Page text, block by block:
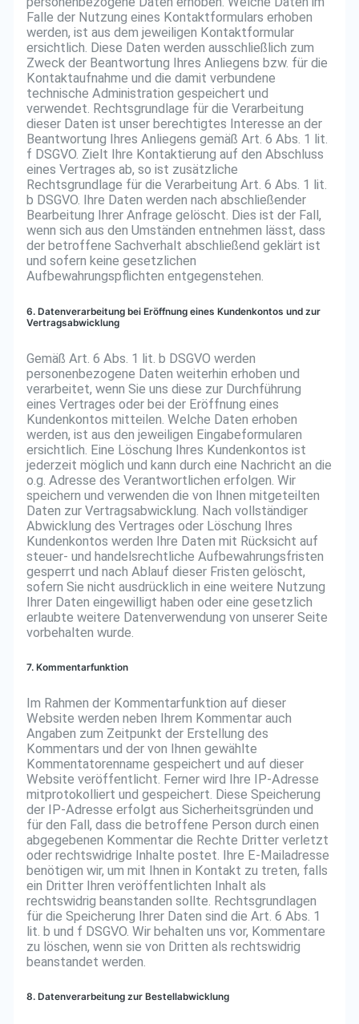
Falle der Nutzung eines Kontaktformulars erhoben
werden, ist aus dem jeweiligen Kontaktformular
ersichtlich. Diese Daten werden ausschließlich zum
Zweck der Beantwortung Ihres Anliegens bzw. für die
Kontaktaufnahme und die damit verbundene
technische Administration gespeichert und
verwendet. Rechtsgrundlage für die Verarbeitung
dieser Daten ist unser berechtigtes Interesse an der
Beantwortung Ihres Anliegens gemäß Art. 6 Abs. 1 lit.
f DSGVO. Zielt Ihre Kontaktierung auf den Abschluss
eines Vertrages ab, so ist zusätzliche
Rechtsgrundlage für die Verarbeitung Art. 6 Abs. 1 lit.
b DSGVO. Ihre Daten werden nach abschließender
Bearbeitung Ihrer Anfrage gelöscht. Dies ist der Fall,
wenn sich aus den Umständen entnehmen lässt, dass
der betroffene Sachverhalt abschließend geklärt ist
und sofern keine gesetzlichen
Aufbewahrungspflichten entgegenstehen.
6. Datenverarbeitung bei Eröffnung eines Kundenkontos und zur
Vertragsabwicklung
Gemäß Art. 6 Abs. 1 lit. b DSGVO werden
personenbezogene Daten weiterhin erhoben und
verarbeitet, wenn Sie uns diese zur Durchführung
eines Vertrages oder bei der Eröffnung eines
Kundenkontos mitteilen. Welche Daten erhoben
werden, ist aus den jeweiligen Eingabeformularen
ersichtlich. Eine Löschung Ihres Kundenkontos ist
jederzeit möglich und kann durch eine Nachricht an die
o.g. Adresse des Verantwortlichen erfolgen. Wir
speichern und verwenden die von Ihnen mitgeteilten
Daten zur Vertragsabwicklung. Nach vollständiger
Abwicklung des Vertrages oder Löschung Ihres
Kundenkontos werden Ihre Daten mit Rücksicht auf
steuer- und handelsrechtliche Aufbewahrungsfristen
gesperrt und nach Ablauf dieser Fristen gelöscht,
sofern Sie nicht ausdrücklich in eine weitere Nutzung
Ihrer Daten eingewilligt haben oder eine gesetzlich
erlaubte weitere Datenverwendung von unserer Seite
vorbehalten wurde.
7. Kommentarfunktion
Im Rahmen der Kommentarfunktion auf dieser
Website werden neben Ihrem Kommentar auch
Angaben zum Zeitpunkt der Erstellung des
Kommentars und der von Ihnen gewählte
Kommentatorenname gespeichert und auf dieser
Website veröffentlicht. Ferner wird Ihre IP-Adresse
mitprotokolliert und gespeichert. Diese Speicherung
der IP-Adresse erfolgt aus Sicherheitsgründen und
für den Fall, dass die betroffene Person durch einen
abgegebenen Kommentar die Rechte Dritter verletzt
oder rechtswidrige Inhalte postet. Ihre E-Mailadresse
benötigen wir, um mit Ihnen in Kontakt zu treten, falls
ein Dritter Ihren veröffentlichten Inhalt als
rechtswidrig beanstanden sollte. Rechtsgrundlagen
für die Speicherung Ihrer Daten sind die Art. 6 Abs. 1
lit. b und f DSGVO. Wir behalten uns vor, Kommentare
zu löschen, wenn sie von Dritten als rechtswidrig
beanstandet werden.
8. Datenverarbeitung zur Bestellabwicklung